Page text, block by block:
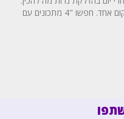
מתכונים מתוקים, קינוחים, סלטים הכל במקום אחד. חפשו "4 מתכונים עם